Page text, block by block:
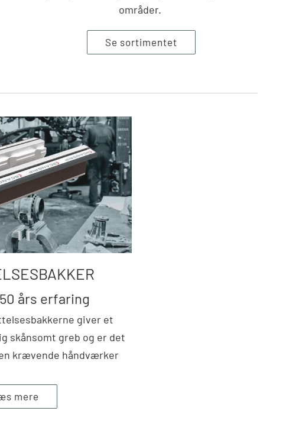
områder.
Se sortimentet
års erfaring
giver et
skånsomt greb og er det
krævende håndværker
mere